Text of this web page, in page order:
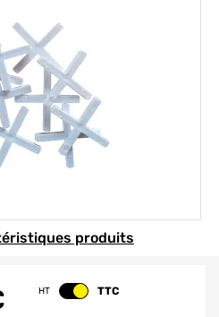
HT Changer le prix
TTC
produits